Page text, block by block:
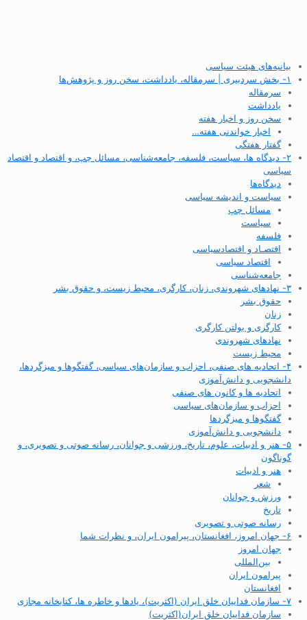
بیانیه‌های هیئت سیاسی
۱- بخش سردبیری | سرمقاله، یادداشت، سخن روز و پژوهش‌ها
سرمقاله
یادداشت
سخن روز و اخبار هفته
اخبار خواندنی هفته…
گفتار هفتگی
۲- دیدگاه ها، سیاست، فلسفه، جامعه‌شناسی، مسائل چپ، و اقتصاد و اقتصاد
سیاسی
دیدگاه‌ها
سیاست و اندیشه سیاسی
مسائل چپ
سیاست
فلسفه
اقتصـاد و اقتصاد‌سیاسی
اقتصاد سیاسی
جامعه‌شناسی
۳- نهادهای شهروندی، زنان، کارگری، محیط زیست، و حقوق بشر
حقوق بشر
زنان
کارگری و بولتن کارگری
نهادهای شهروندی
محیط زیست
۴- اتحادیه های صنفی، احزاب و سازمان‌های سیاسی، گفتگوها و میزگردها،
دانشجویی و دانش‌آموزی
اتحادیه ها و کانون های صنفی
احزاب و سازمان‌های سیاسی
گفتگوها و میزگردها
دانشجویی و دانش‌آموزی
۵- هنر و ادبیات، علوم، تاریخ، ورزشی و جوانان، رسانه صوتی و تصویری، و
گوناگون
هنر و ادبیات
شعر
ورزش و جوانان
تاریخ
رسانه صوتی و تصویری
۶- جهان امروز، افغانستان، پیرامون ایران، و نظرات شما
جهان امروز
بین‌المللی
پیرامون ایران
افغانستان
۷- سازمان فداییان خلق ایران (اکثریت)، یادها و خاطره ها، کتابخانه مجازی
سازمان فداییان خلق ایران(اکثریت)